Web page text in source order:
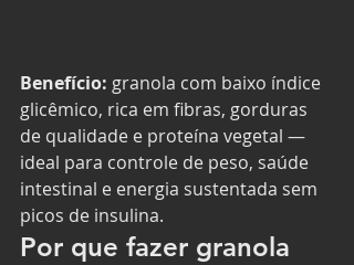
Benefício: granola com baixo índice
glicêmico, rica em fibras, gorduras
de qualidade e proteína vegetal —
ideal para controle de peso, saúde
intestinal e energia sustentada sem
picos de insulina.
Por que fazer granola